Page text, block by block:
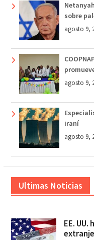
sobre
agosto 9,
agosto 9,
iraní
agosto 9,
Ultimas Noticias
EE.